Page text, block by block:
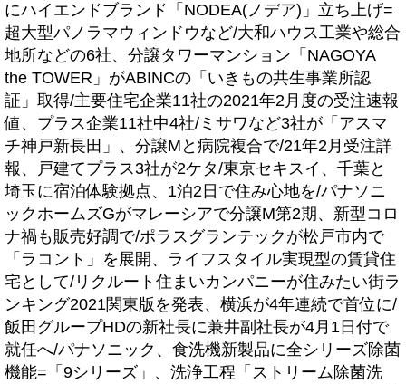
にハイエンドブランド「NODEA(ノデア)」立ち上げ=
超大型パノラマウィンドウなど/大和ハウス工業や総合
地所などの6社、分譲タワーマンション「NAGOYA
the TOWER」がABINCの「いきもの共生事業所認
証」取得/主要住宅企業11社の2021年2月度の受注速報
値、プラス企業11社中4社/ミサワなど3社が「アスマ
チ神戸新長田」、分譲Mと病院複合で/21年2月受注詳
報、戸建てプラス3社が2ケタ/東京セキスイ、千葉と
埼玉に宿泊体験拠点、1泊2日で住み心地を/パナソニ
ックホームズGがマレーシアで分譲M第2期、新型コロ
ナ禍も販売好調で/ポラスグランテックが松戸市内で
「ラコント」を展開、ライフスタイル実現型の賃貸住
宅として/リクルート住まいカンパニーが住みたい街ラ
ンキング2021関東版を発表、横浜が4年連続で首位に/
飯田グループHDの新社長に兼井副社長が4月1日付で
就任へ/パナソニック、食洗機新製品に全シリーズ除菌
機能=「9シリーズ」、洗浄工程「ストリーム除菌洗